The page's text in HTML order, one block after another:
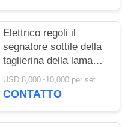
Elettrico regoli il
segnatore sottile della
taglierina della lama
l'auto della macchina
che affila la copertura
USD 8,000~10,000 per set MOQ:1 insieme
CONTATTO